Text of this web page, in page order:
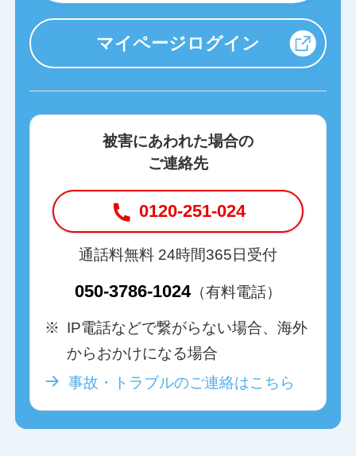
マイページログイン
被害にあわれた場合の
ご連絡先
0120-251-024
通話料無料 24時間365日受付
050-3786-1024（有料電話）
※ IP電話などで繋がらない場合、海外
からおかけになる場合
事故・トラブルのご連絡はこちら